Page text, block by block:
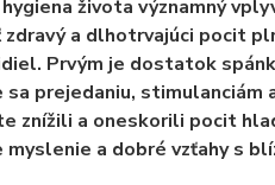
života významný
zdravý a dlhotrvajúci pocit
Prvým je dostatok
sa prejedaniu,
znížili a oneskorili pocit
myslenie a dobré vzťahy s